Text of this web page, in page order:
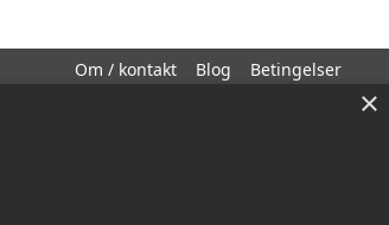
Om / kontakt Blog Betingelser
×